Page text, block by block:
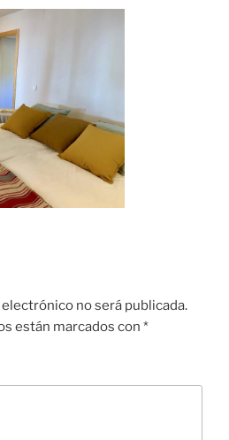
no será publicada.
están marcados con *